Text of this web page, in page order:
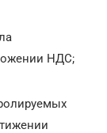
НДС;